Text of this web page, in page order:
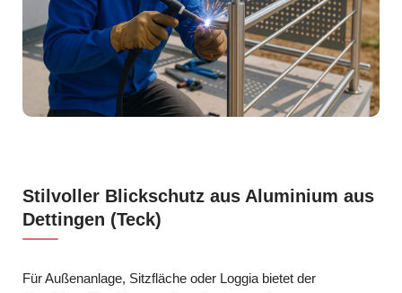
Stilvoller Blickschutz aus Aluminium aus
Dettingen (Teck)
Für Außenanlage, Sitzfläche oder Loggia bietet der